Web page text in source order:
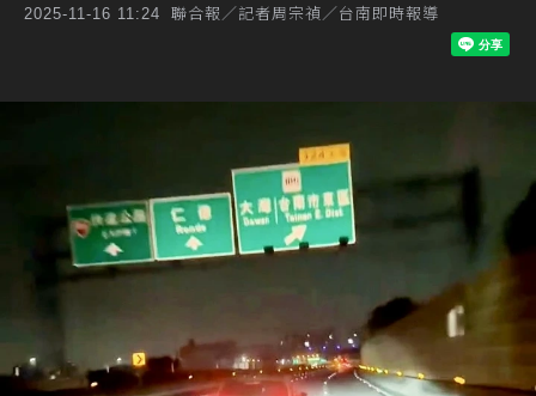
2025-11-16 11:24 聯合報／記者周宗禎／台南即時報導